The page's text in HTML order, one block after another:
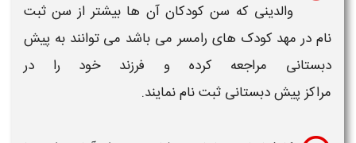
والدینی که سن کودکان آن ها بیشتر از سن ثبت
نام در مهد کودک هایرامسرمی باشد می توانند بهپیش
دبستانیمراجعه کرده و فرزند خود را در
مراکزپیشدبستانیثبت نام نمایند.